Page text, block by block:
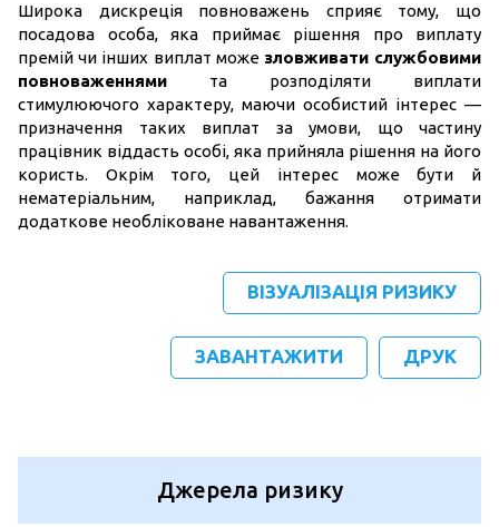
Широка дискреція повноважень сприяє тому, що
посадова особа, яка приймає рішення про виплату
премій чи інших виплат може зловживати службовими
повноваженнями та розподіляти виплати
стимулюючого характеру, маючи особистий інтерес —
призначення таких виплат за умови, що частину
працівник віддасть особі, яка прийняла рішення на його
користь. Окрім того, цей інтерес може бути й
нематеріальним, наприклад, бажання отримати
додаткове необліковане навантаження.
ВІЗУАЛІЗАЦІЯ РИЗИКУ
ЗАВАНТАЖИТИ ДРУК
Джерела ризику